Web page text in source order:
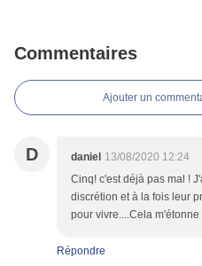
Commentaires
Ajouter un
D daniel 13/08/2020 12:24
Cinq! c'est déjà pas mal !
discrétion et à la fois leur
pour vivre....Cela m'étonne
Répondre